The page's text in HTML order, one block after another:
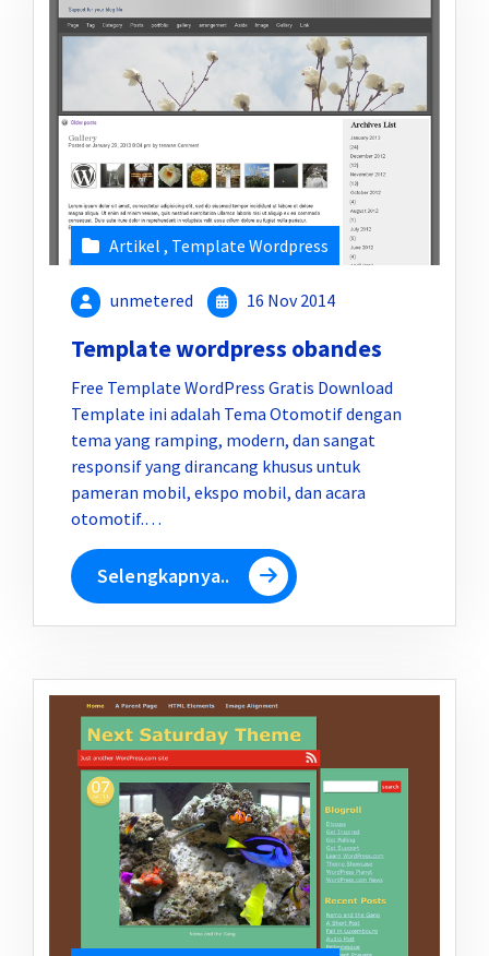
Artikel , Template Wordpress
unmetered 16 Nov 2014
Template wordpress obandes
Free Template WordPress Gratis Download
Template ini adalah Tema Otomotif dengan
tema yang ramping, modern, dan sangat
responsif yang dirancang khusus untuk
pameran mobil, ekspo mobil, dan acara
otomotif.…
Selengkapnya..